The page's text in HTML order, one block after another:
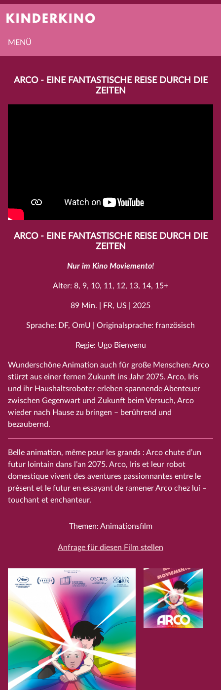
MENÜ
ARCO - EINE FANTASTISCHE REISE DURCH DIE
ZEITEN
ARCO - EINE FANTASTISCHE REISE DURCH DIE
ZEITEN
Nur im Kino Moviemento!
Alter: 8, 9, 10, 11, 12, 13, 14, 15+
89 Min. | FR, US | 2025
Sprache: DF, OmU | Originalsprache: französisch
Regie: Ugo Bienvenu
Wunderschöne Animation auch für große Menschen: Arco
stürzt aus einer fernen Zukunft ins Jahr 2075. Arco, Iris
und ihr Haushaltsroboter erleben spannende Abenteuer
zwischen Gegenwart und Zukunft beim Versuch, Arco
wieder nach Hause zu bringen – berührend und
bezaubernd.
Belle animation, même pour les grands : Arco chute d’un
futur lointain dans l’an 2075. Arco, Iris et leur robot
domestique vivent des aventures passionnantes entre le
présent et le futur en essayant de ramener Arco chez lui –
touchant et enchanteur.
Themen: Animationsfilm
Anfrage für diesen Film stellen